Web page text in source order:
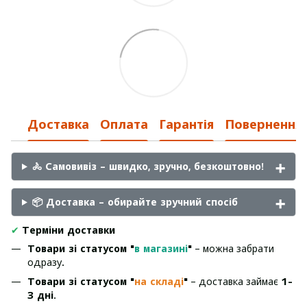
Доставка Оплата Гарантія Повернення
🚴 Самовивіз – швидко, зручно, безкоштовно!
📦 Доставка – обирайте зручний спосіб
✔ Терміни доставки
Товари зі статусом "в магазині" – можна забрати
одразу.
Товари зі статусом "на складі" – доставка займає 1-
3 дні.